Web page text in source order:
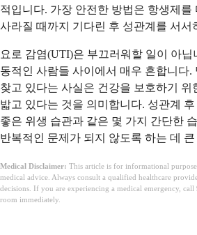
적입니다. 가장 안전한 방법은 항생제를
사라질 때까지 기다린 후 성관계를 서서
요로 감염(UTI)은 부끄러워할 일이 아
동적인 사람들 사이에서 매우 흔합니다.
찾고 있다는 사실은 건강을 보호하기 위
밟고 있다는 것을 의미합니다. 성관계
좋은 위생 습관과 같은 몇 가지 간단한
반복적인 문제가 되지 않도록 하는 데
Medical Disclaimer: This article is for informational
medical advice. Always consult a qualified healthcare
decisions. If you are experiencing a medical emergency, call
room immediately.